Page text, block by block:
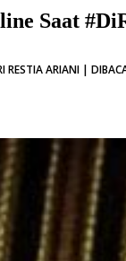
Saat
RESTIA ARIANI |